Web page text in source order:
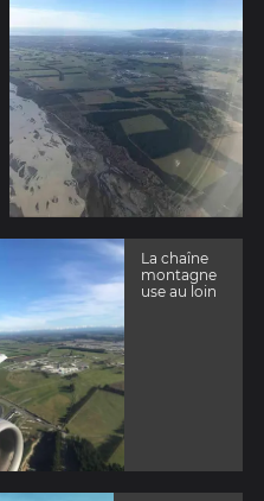
La chaîne
montagne
use au loin